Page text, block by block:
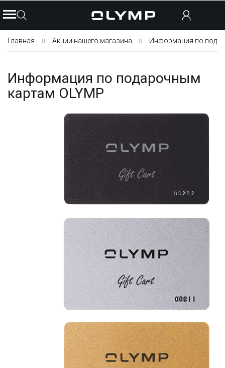
Главная Акции нашего магазина Информация по
Информация по подарочным
картам OLYMP